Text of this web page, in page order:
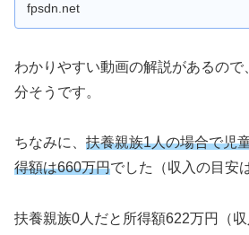
fpsdn.net
わかりやすい動画の解説があるの
分そうです。
ちなみに、 扶養親族1人の場合で児
得額は660万円でした（収入の目安
扶養親族0人だと所得額622万円（